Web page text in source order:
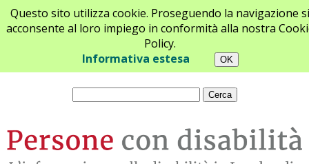
Questo sito utilizza cookie. Proseguendo la navigazione si
acconsente al loro impiego in conformità alla nostra
Policy.
Informativa estesa
Chi siamo Newsletter Contatti